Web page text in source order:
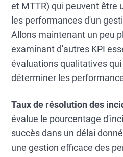
et MTTR) qui peuvent être
les performances d'un
Allons maintenant un peu
examinant d'autres KPI
évaluations qualitatives
déterminer les
Taux de résolution des
évalue le pourcentage
succès dans un délai
une gestion efficace des